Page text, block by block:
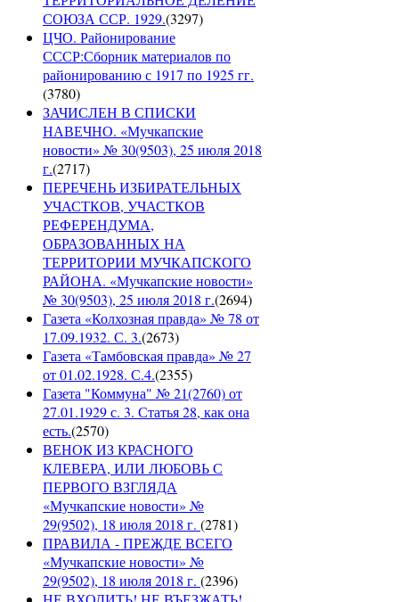
СОЮЗА ССР. 1929.(3297)
ЦЧО. Районирование
СССР:Сборник материалов по
районированию с 1917 по 1925 гг.
(3780)
ЗАЧИСЛЕН В СПИСКИ
НАВЕЧНО. «Мучкапские
новости» № 30(9503), 25 июля 2018
г.(2717)
ПЕРЕЧЕНЬ ИЗБИРАТЕЛЬНЫХ
УЧАСТКОВ, УЧАСТКОВ
РЕФЕРЕНДУМА,
ОБРАЗОВАННЫХ НА
ТЕРРИТОРИИ МУЧКАПСКОГО
РАЙОНА. «Мучкапские новости»
№ 30(9503), 25 июля 2018 г.(2694)
Газета «Колхозная правда» № 78 от
17.09.1932. С. 3.(2673)
Газета «Тамбовская правда» № 27
от 01.02.1928. С.4.(2355)
Газета "Коммуна" № 21(2760) от
27.01.1929 с. 3. Статья 28, как она
есть.(2570)
ВЕНОК ИЗ КРАСНОГО
КЛЕВЕРА, ИЛИ ЛЮБОВЬ С
ПЕРВОГО ВЗГЛЯДА
«Мучкапские новости» №
29(9502), 18 июля 2018 г. (2781)
ПРАВИЛА - ПРЕЖДЕ ВСЕГО
«Мучкапские новости» №
29(9502), 18 июля 2018 г. (2396)